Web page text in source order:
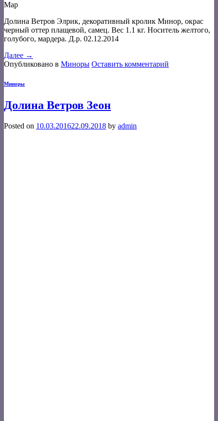
Мар
Долина Ветров Элрик, декоративный кролик Минор, окрас
черный оттер плащевой, самец. Вес 1.1 кг. Носитель желтого,
голубого, мардера. Д.р. 02.12.2014
Далее →
Опубликовано в Миноры Оставить комментарий
Миноры
Долина Ветров Зеон
Posted on 10.03.201622.09.2018 by admin